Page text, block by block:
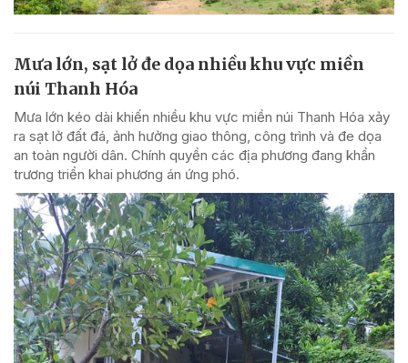
Mưa lớn, sạt lở đe dọa nhiều khu vực miền
núi Thanh Hóa
Mưa lớn kéo dài khiến nhiều khu vực miền núi Thanh Hóa xảy
ra sạt lở đất đá, ảnh hưởng giao thông, công trình và đe dọa
an toàn người dân. Chính quyền các địa phương đang khẩn
trương triển khai phương án ứng phó.